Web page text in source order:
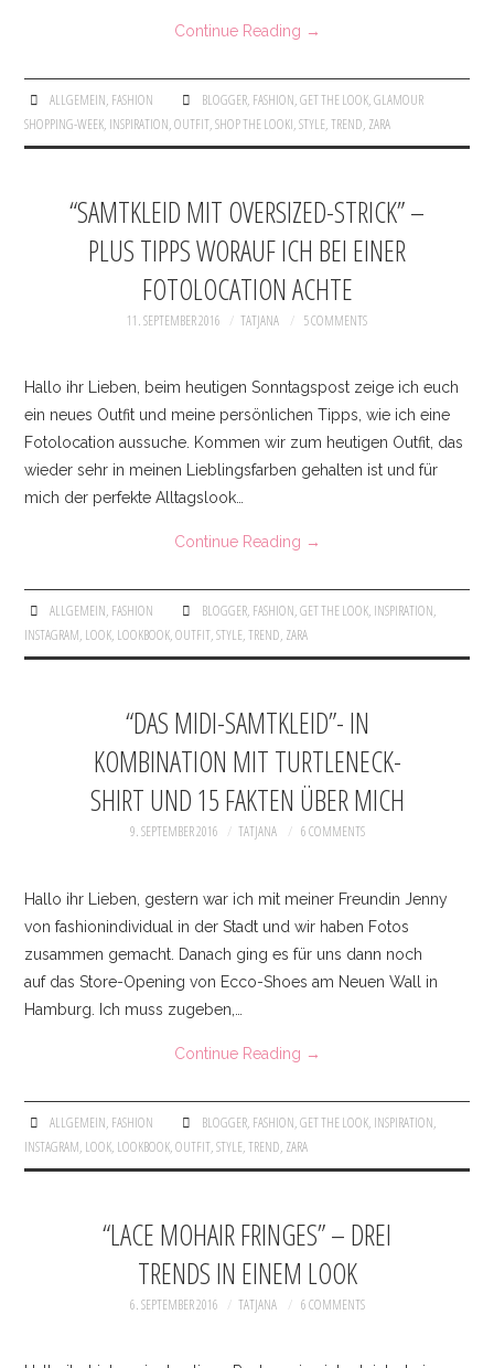
Continue Reading →
ALLGEMEIN, FASHION BLOGGER, FASHION,GET THE LOOK,GLAMOUR
SHOPPING-WEEK, INSPIRATION,OUTFIT,SHOP THE LOOKI,STYLE,TREND, ZARA
“SAMTKLEID MIT OVERSIZED-STRICK” –
PLUS TIPPS WORAUF ICH BEI EINER
FOTOLOCATION ACHTE
11. SEPTEMBER 2016 TATJANA 5 COMMENTS
Hallo ihr Lieben, beim heutigen Sonntagspost zeige ich euch
ein neues Outfit und meine persönlichen Tipps, wie ich eine
Fotolocation aussuche. Kommen wir zum heutigen Outfit, das
wieder sehr in meinen Lieblingsfarben gehalten ist und für
mich der perfekte Alltagslook…
Continue Reading →
ALLGEMEIN, FASHION BLOGGER, FASHION,GET THE LOOK, INSPIRATION,
INSTAGRAM, LOOK, LOOKBOOK,OUTFIT,STYLE,TREND, ZARA
“DAS MIDI-SAMTKLEID”- IN
KOMBINATION MIT TURTLENECK-
SHIRT UND 15 FAKTEN ÜBER MICH
9. SEPTEMBER 2016 TATJANA 6 COMMENTS
Hallo ihr Lieben, gestern war ich mit meiner Freundin Jenny
von fashionindividual in der Stadt und wir haben Fotos
zusammen gemacht. Danach ging es für uns dann noch
auf das Store-Opening von Ecco-Shoes am Neuen Wall in
Hamburg. Ich muss zugeben,…
Continue Reading →
ALLGEMEIN, FASHION BLOGGER, FASHION,GET THE LOOK, INSPIRATION,
INSTAGRAM, LOOK, LOOKBOOK,OUTFIT,STYLE,TREND, ZARA
“LACE MOHAIR FRINGES” – DREI
TRENDS IN EINEM LOOK
6. SEPTEMBER 2016 TATJANA 6 COMMENTS